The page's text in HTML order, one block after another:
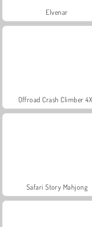
Elvenar
Offroad Crash Climber
Safari Story Mahjong